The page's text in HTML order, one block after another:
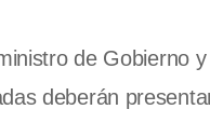
de Gobierno
deberán